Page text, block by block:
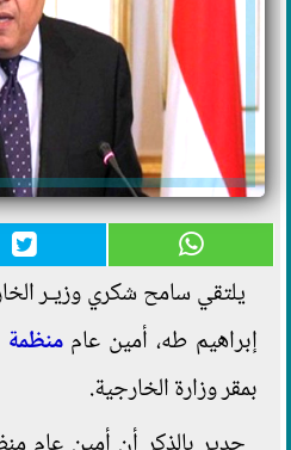
يلتقي سامح شكري وزيـر
إبراهيم طه، أمين عاممنظمة
بمقر وزارة الخارجية.